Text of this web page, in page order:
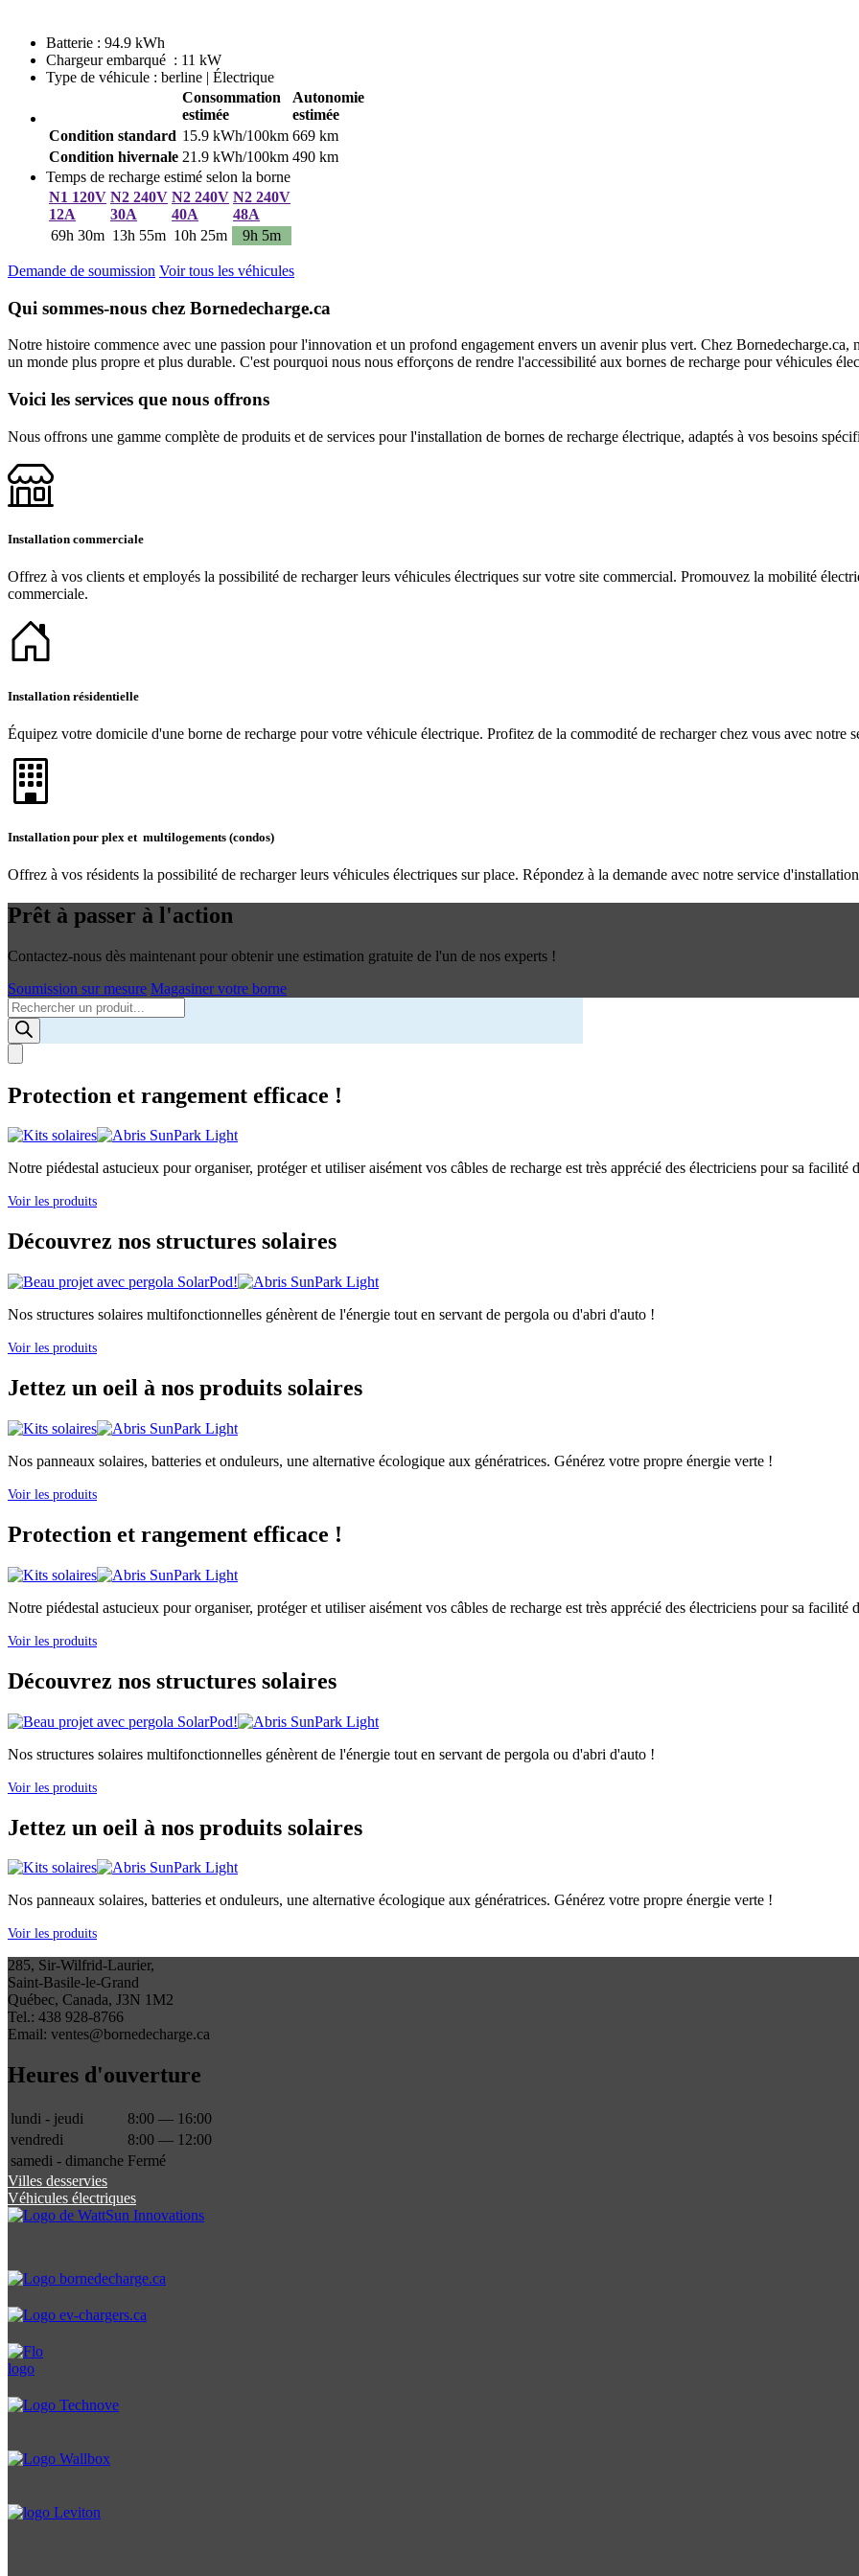
Batterie : 94.9 kWh
Chargeur embarqué : 11 kW
Type de véhicule : berline | Électrique
Consommation
estimée
Autonomie
estimée
Condition standard 15.9 kWh/100km 669 km
Condition hivernale 21.9 kWh/100km 490 km
Temps de recharge estimé selon la borne
N1 120V
12A
N2 240V
30A
N2 240V
40A
N2 240V
48A
69h 30m 13h 55m 10h 25m 9h 5m
Demande de soumission Voir tous les véhicules
Qui sommes-nous chez Bornedecharge.ca
Notre histoire commence avec une passion pour l'innovation et un profond engagement envers un avenir plus vert. Chez
un monde plus propre et plus durable. C'est pourquoi nous nous efforçons de rendre l'accessibilité aux bornes de recharge pour véhicules
Voici les services que nous offrons
Nous offrons une gamme complète de produits et de services pour l'installation de bornes de recharge électrique, adaptés à vos besoins
Installation commerciale
Offrez à vos clients et employés la possibilité de recharger leurs véhicules électriques sur votre site commercial. Promouvez la mobilité
commerciale.
Installation résidentielle
Équipez votre domicile d'une borne de recharge pour votre véhicule électrique. Profitez de la commodité de recharger chez vous avec notre
Installation pour plex et multilogements (condos)
Offrez à vos résidents la possibilité de recharger leurs véhicules électriques sur place. Répondez à la demande avec notre service
Prêt à passer à l'action
Contactez-nous dès maintenant pour obtenir une estimation gratuite de l'un de nos experts !
Soumission sur mesure Magasiner votre borne
Products
search
Protection et rangement efficace !
Notre piédestal astucieux pour organiser, protéger et utiliser aisément vos câbles de recharge est très apprécié des électriciens pour sa facilité
Voir les produits
Découvrez nos structures solaires
Nos structures solaires multifonctionnelles génèrent de l'énergie tout en servant de pergola ou d'abri d'auto !
Voir les produits
Jettez un oeil à nos produits solaires
Nos panneaux solaires, batteries et onduleurs, une alternative écologique aux génératrices. Générez votre propre énergie verte !
Voir les produits
Protection et rangement efficace !
Notre piédestal astucieux pour organiser, protéger et utiliser aisément vos câbles de recharge est très apprécié des électriciens pour sa facilité
Voir les produits
Découvrez nos structures solaires
Nos structures solaires multifonctionnelles génèrent de l'énergie tout en servant de pergola ou d'abri d'auto !
Voir les produits
Jettez un oeil à nos produits solaires
Nos panneaux solaires, batteries et onduleurs, une alternative écologique aux génératrices. Générez votre propre énergie verte !
Voir les produits
285, Sir-Wilfrid-Laurier,
Saint-Basile-le-Grand
Québec, Canada, J3N 1M2
Tel.: 438 928-8766
Email: ventes@bornedecharge.ca
Heures d'ouverture
lundi - jeudi
8:00 — 16:00
vendredi
8:00 — 12:00
samedi - dimanche Fermé
Villes desservies
Véhicules électriques